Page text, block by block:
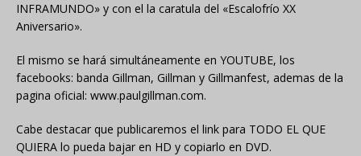
INFRAMUNDO» y con el la caratula del «Escalofrío XX
Aniversario».
El mismo se hará simultáneamente en YOUTUBE, los
facebooks: banda Gillman, Gillman y Gillmanfest, ademas de la
pagina oficial: www.paulgillman.com.
Cabe destacar que publicaremos el link para TODO EL QUE
QUIERA lo pueda bajar en HD y copiarlo en DVD.